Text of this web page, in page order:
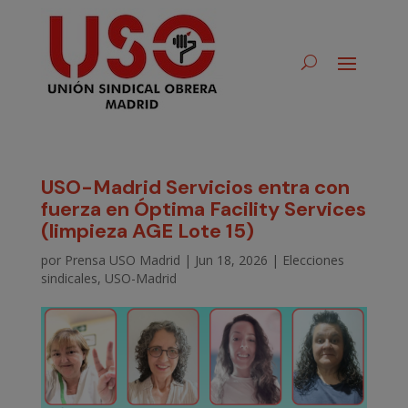
USO-Madrid Servicios entra con
fuerza en Óptima Facility Services
(limpieza AGE Lote 15)
por Prensa USO Madrid | Jun 18, 2026 | Elecciones
sindicales, USO-Madrid